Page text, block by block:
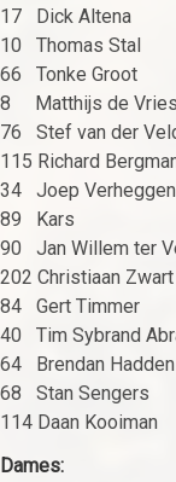
17 Dick
10 Thomas
66 Tonke
8 Matthijs de
76 Stef van der
115 Richard
34 Joep
89 Kars
90 Jan Willem ter
202 Christiaan
84 Gert Timmer
40 Tim Sybrand
64 Brendan
68 Stan
114 Daan
Dames: